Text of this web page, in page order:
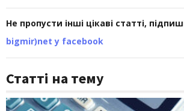
Не пропусти інші цікаві статті,
bigmir)net у facebook
Статті на тему